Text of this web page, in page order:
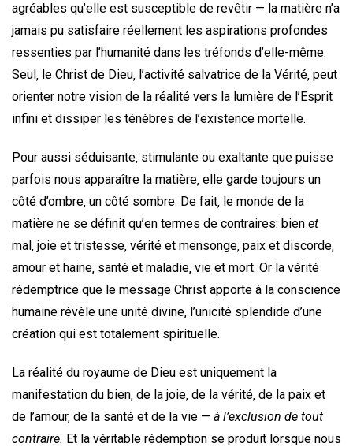
agréables qu’elle est susceptible de revêtir — la matière n’a
jamais pu satisfaire réellement les aspirations profondes
ressenties par l’humanité dans les tréfonds d’elle-même.
Seul‚ le Christ de Dieu‚ l’activité salvatrice de la Vérité‚ peut
orienter notre vision de la réalité vers la lumière de l’Esprit
infini et dissiper les ténèbres de l’existence mortelle.
Pour aussi séduisante‚ stimulante ou exaltante que puisse
parfois nous apparaître la matière‚ elle garde toujours un
côté d’ombre‚ un côté sombre. De fait‚ le monde de la
matière ne se définit qu’en termes de contraires: bien et
mal‚ joie et tristesse‚ vérité et mensonge‚ paix et discorde‚
amour et haine‚ santé et maladie‚ vie et mort. Or la vérité
rédemptrice que le message Christ apporte à la conscience
humaine révèle une unité divine‚ l’unicité splendide d’une
création qui est totalement spirituelle.
La réalité du royaume de Dieu est uniquement la
manifestation du bien‚ de la joie‚ de la vérité‚ de la paix et
de l’amour‚ de la santé et de la vie — à l’exclusion de tout
contraire. Et la véritable rédemption se produit lorsque nous